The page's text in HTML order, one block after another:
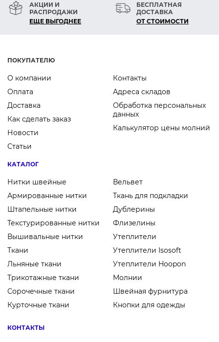
АКЦИИ И
РАСПРОДАЖИ
ЕЩЕ ВЫГОДНЕЕ
БЕСПЛАТНАЯ
ДОСТАВКА
ОТ СТОИМОСТИ
ПОКУПАТЕЛЮ
О компании
Оплата
Доставка
Как сделать заказ
Новости
Статьи
Контакты
Адреса складов
Обработка персональных
данных
Калькулятор цены молний
КАТАЛОГ
Нитки швейные
Армированные нитки
Штапельные нитки
Текстурированные нитки
Вышивальные нитки
Ткани
Льняные ткани
Трикотажные ткани
Сорочечные ткани
Курточные ткани
Вельвет
Ткань для подкладки
Дублерины
Флизелины
Утеплители
Утеплители Isosoft
Утеплители Hoopon
Молнии
Швейная фурнитура
Кнопки для одежды
КОНТАКТЫ